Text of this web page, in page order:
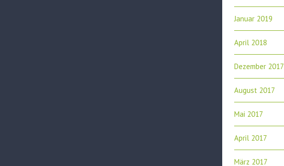
Januar 2019
April 2018
Dezember 2017
August 2017
Mai 2017
April 2017
März 2017